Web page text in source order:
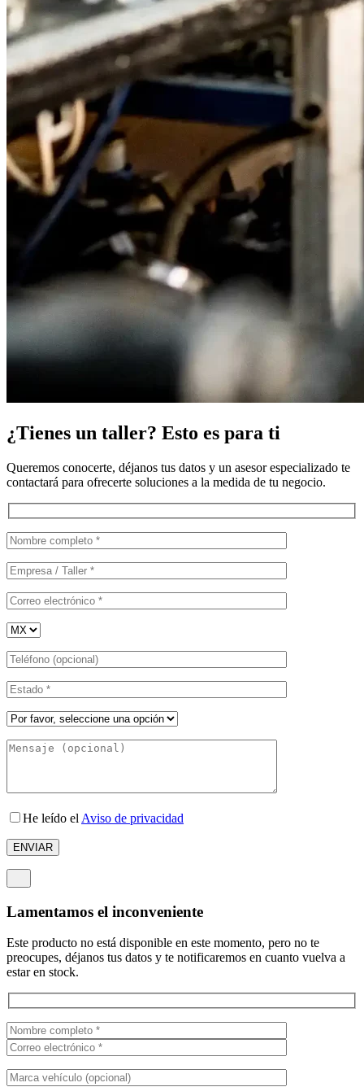
¿Tienes un taller? Esto es para ti
Queremos conocerte, déjanos tus datos y un asesor especializado te
contactará para ofrecerte soluciones a la medida de tu negocio.
He leído el Aviso de privacidad
Lamentamos el inconveniente
Este producto no está disponible en este momento, pero no te
preocupes, déjanos tus datos y te notificaremos en cuanto vuelva a
estar en stock.